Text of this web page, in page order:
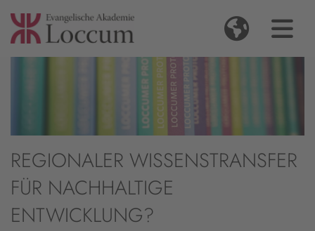
REGIONALER WISSENSTRANSFER
FÜR NACHHALTIGE
ENTWICKLUNG?